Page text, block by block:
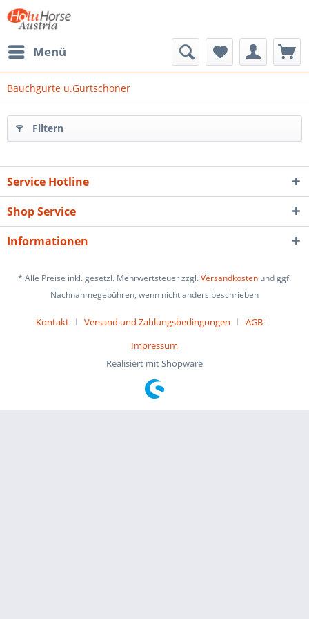
Menü
Bauchgurte u.Gurtschoner
Filtern
Service Hotline
Shop Service
Informationen
* Alle Preise inkl. gesetzl. Mehrwertsteuer zzgl.Versandkosten und ggf.
Nachnahmegebühren, wenn nicht anders beschrieben
Kontakt Versand und Zahlungsbedingungen
AGB
Impressum
Realisiert mit Shopware